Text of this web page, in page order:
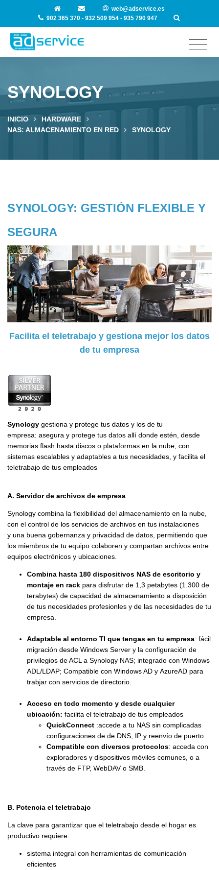
web@adservice.es
902 365 370 - 932 509 954 - 935 790 947
SYNOLOGY
INICIO
HARDWARE
NAS: ALMACENAMIENTO EN RED
SYNOLOGY
SYNOLOGY: GESTIÓN FLEXIBLE Y
SEGURA
Facilita el teletrabajo y gestiona mejor los datos
de tu empresa
Synology gestiona y protege tus datos y los de tu
empresa: asegura y protege tus datos allí donde estén, desde
memorias flash hasta discos o plataformas en la nube, con
sistemas escalables y adaptables a tus necesidades, y facilita el
teletrabajo de tus empleados
A. Servidor de archivos de empresa
Synology combina la flexibilidad del almacenamiento en la nube,
con el control de los servicios de archivos en tus instalaciones
y una buena gobernanza y privacidad de datos, permitiendo que
los miembros de tu equipo colaboren y compartan archivos entre
equipos electrónicos y ubicaciones.
Combina hasta 180 dispositivos NAS de escritorio y
montaje en rack para disfrutar de 1,3 petabytes (1.300 de
terabytes) de capacidad de almacenamiento a disposición
de tus necesidades profesionles y de las necesidades de tu
empresa.
Adaptable al entorno TI que tengas en tu empresa: fácil
migración desde Windows Server y la configuración de
privilegios de ACL a Synology NAS; integrado con Windows
ADL/LDAP; Compatible con Windows AD y AzureAD para
trabjar con servicios de directorio.
Acceso en todo momento y desde cualquier
ubicación: facilita el teletrabajo de tus empleados
QuickConnect :accede a tu NAS sin complicadas
configuraciones de de DNS, IP y reenvío de puerto.
Compatible con diversos protocolos: acceda con
exploradores y dispositivos móviles comunes, o a
través de FTP, WebDAV o SMB.
B. Potencia el teletrabajo
La clave para garantizar que el teletrabajo desde el hogar es
productivo requiere:
sistema integral con herramientas de comunicación
eficientes